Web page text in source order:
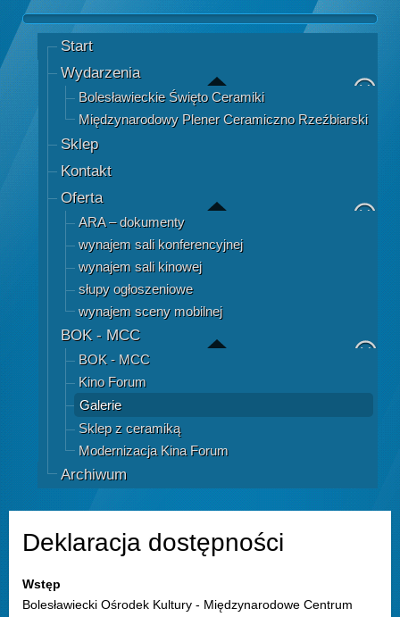
Start
Wydarzenia
Bolesławieckie Święto Ceramiki
Międzynarodowy Plener Ceramiczno Rzeźbiarski
Sklep
Kontakt
Oferta
ARA – dokumenty
wynajem sali konferencyjnej
wynajem sali kinowej
słupy ogłoszeniowe
wynajem sceny mobilnej
BOK - MCC
BOK - MCC
Kino Forum
Galerie
Sklep z ceramiką
Modernizacja Kina Forum
Archiwum
Deklaracja dostępności
Wstęp
Bolesławiecki Ośrodek Kultury - Międzynarodowe Centrum